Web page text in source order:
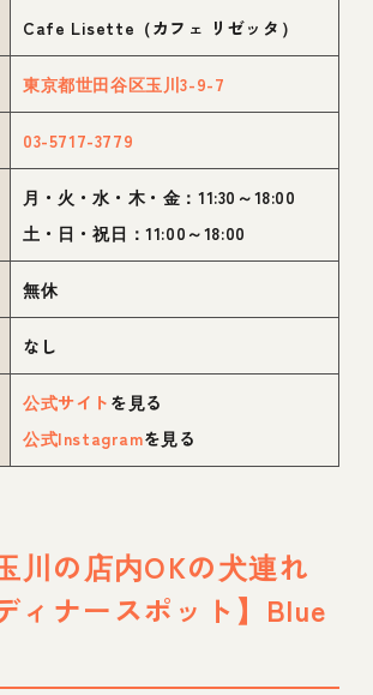
Cafe Lisette（カフェ リゼッタ）
東京都世田谷区玉川3-9-7
03-5717-3779
月・火・水・木・金：11:30～18:00
土・日・祝日：11:00～18:00
無休
なし
公式サイト を見る
公式Instagramを見る
川の店内OKの犬連れ
ィナースポット】Blue